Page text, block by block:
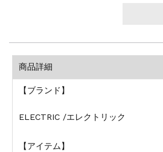
商品詳細
【ブランド】
ELECTRIC /エレクトリック
【アイテム】